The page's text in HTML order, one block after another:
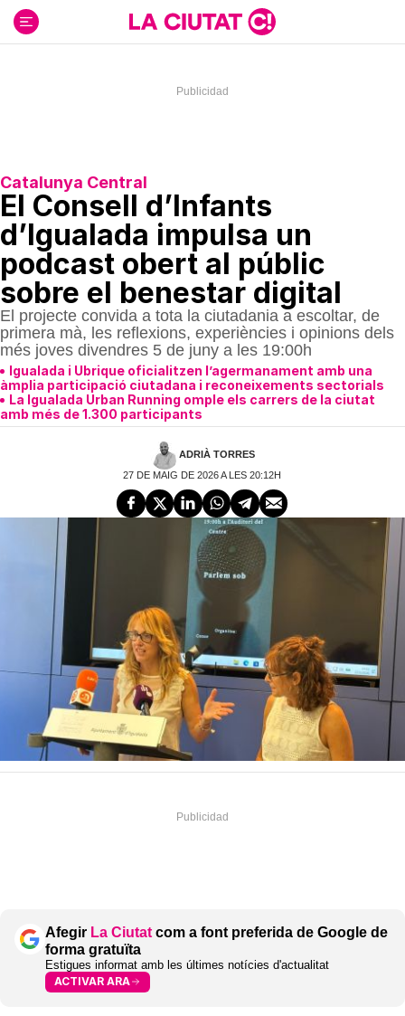
contenido
Catalunya Central
El Consell d’Infants
d’Igualada impulsa un
podcast obert al públic
sobre el benestar digital
El projecte convida a tota la ciutadania a escoltar, de
primera mà, les reflexions, experiències i opinions dels
més joves divendres 5 de juny a les 19:00h
Igualada i Ubrique oficialitzen l’agermanament amb una
àmplia participació ciutadana i reconeixements sectorials
La Igualada Urban Running omple els carrers de la ciutat
amb més de 1.300 participants
ADRIÀ TORRES
27 DE MAIG DE 2026 A LES 20:12H
Afegir La Ciutat com a font preferida de Google de
forma gratuïta
Estigues informat amb les últimes notícies d'actualitat
ACTIVAR ARA